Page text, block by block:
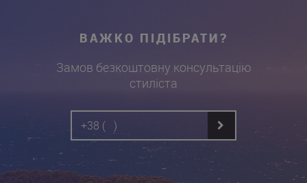
ВАЖКО ПІДІБРАТИ?
Замов безкоштовну консультацію
стиліста